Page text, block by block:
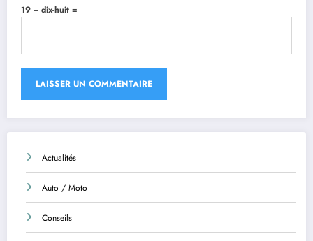
19 − dix-huit =
Actualités
Auto / Moto
Conseils